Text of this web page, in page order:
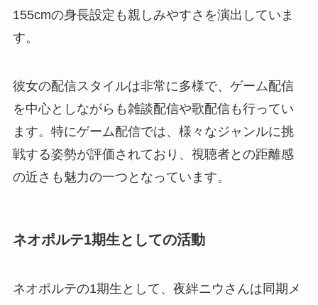
155cmの身長設定も親しみやすさを演出していま
す。
彼女の配信スタイルは非常に多様で、ゲーム配信
を中心としながらも雑談配信や歌配信も行ってい
ます。特にゲーム配信では、様々なジャンルに挑
戦する姿勢が評価されており、視聴者との距離感
の近さも魅力の一つとなっています。
ネオポルテ1期生としての活動
ネオポルテの1期生として、夜絆ニウさんは同期メ